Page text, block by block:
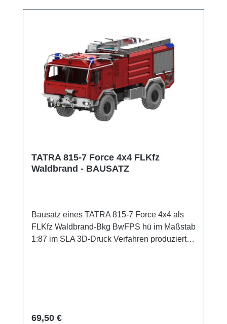
TATRA 815-7 Force 4x4 FLKfz
Waldbrand - BAUSATZ
Bausatz eines TATRA 815-7 Force 4x4 als
FLKfz Waldbrand-Bkg BwFPS hü im Maßstab
1:87 im SLA 3D-Druck Verfahren produziert
Regulärer Preis:
69,50 €